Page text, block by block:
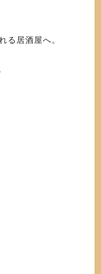
る居酒屋へ。